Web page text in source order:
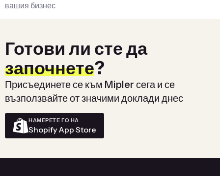
вашия бизнес.
Готови ли сте да
започнете?
Присъединете се към Mipler сега и се
възползвайте от значими доклади днес
НАМЕРЕТЕ ГО НА
Shopify App Store